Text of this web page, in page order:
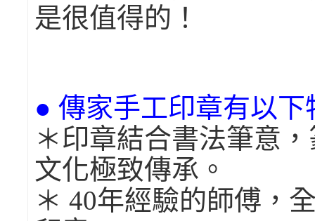
是很值得的！
● 傳家手工印章有以下
＊印章結合書法筆意
文化極致傳承。
＊ 40年經驗的師傅，